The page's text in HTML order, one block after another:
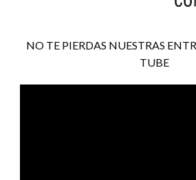
NO TE PIERDAS NUESTRAS
TUBE